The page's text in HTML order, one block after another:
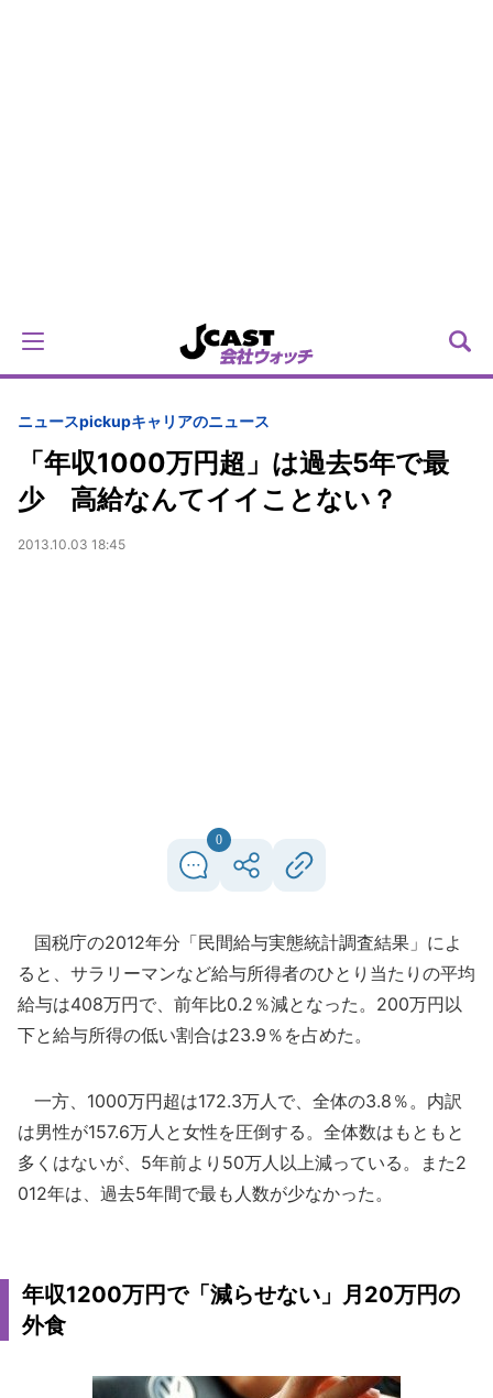
ニュースpickupキャリアのニュース
「年収1000万円超」は過去5年で最
少 高給なんてイイことない？
2013.10.03 18:45
0
国税庁の2012年分「民間給与実態統計調査結果」によ
ると、サラリーマンなど給与所得者のひとり当たりの平均
給与は408万円で、前年比0.2％減となった。200万円以
下と給与所得の低い割合は23.9％を占めた。
一方、1000万円超は172.3万人で、全体の3.8％。内訳
は男性が157.6万人と女性を圧倒する。全体数はもともと
多くはないが、5年前より50万人以上減っている。また2
012年は、過去5年間で最も人数が少なかった。
年収1200万円で「減らせない」月20万円の
外食